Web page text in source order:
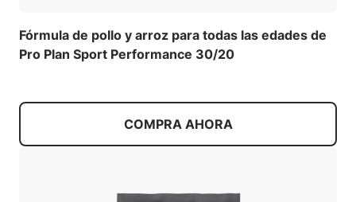
Fórmula de pollo y arroz para todas las edades de
Pro Plan Sport Performance 30/20
COMPRA AHORA